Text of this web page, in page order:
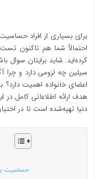
برای بسیاری از افراد
احتمالاً شما هم تاکنون
کرده‌اید. شاید برایتان سوال
سیلین چه لزومی دارد و چرا
اعضای خانواده اهمیت دارد؟
هدف ارائه اطلاعاتی کامل
دنیا تهیه‌شده است تا در
حساسیت